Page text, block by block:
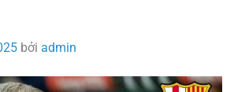
bởi admin